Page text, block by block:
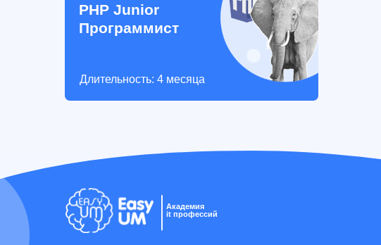
Длительность: 4 месяца
PHP Junior
Программист
Академия
it профессий